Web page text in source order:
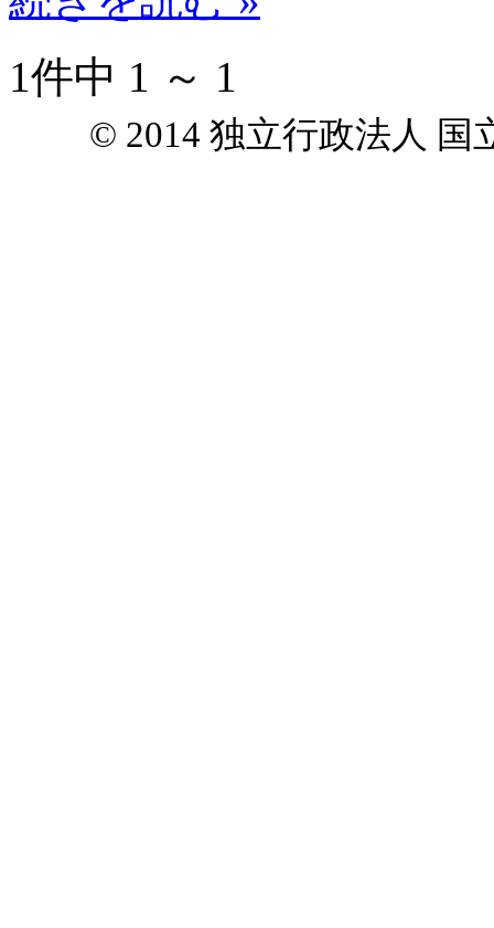
1件中 1 ～ 1
© 2014 独立行政法人 国